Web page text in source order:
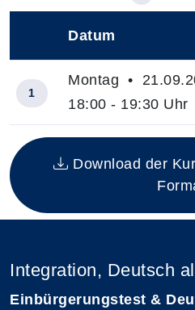
Insgesamt gibt es 1
Datum
1
Montag •
18:00 - 19:30 Uhr
Download der
Integration, Deutsch
Einbürgerungstest &